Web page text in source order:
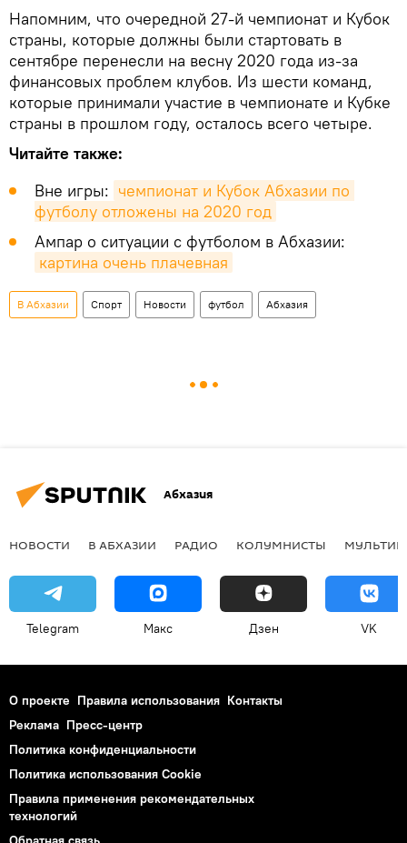
Напомним, что очередной 27-й чемпионат и Кубок
страны, которые должны были стартовать в
сентябре перенесли на весну 2020 года из-за
финансовых проблем клубов. Из шести команд,
которые принимали участие в чемпионате и Кубке
страны в прошлом году, осталось всего четыре.
Читайте также:
Вне игры: чемпионат и Кубок Абхазии по
футболу отложены на 2020 год
Ампар о ситуации с футболом в Абхазии:
картина очень плачевная
В Абхазии Спорт Новости футбол Абхазия
Абхазия
НОВОСТИ В АБХАЗИИ РАДИО КОЛУМНИСТЫ
Telegram Макс Дзен VK
О проекте Правила использования Контакты
Реклама Пресс-центр
Политика конфиденциальности
Политика использования Cookie
Правила применения рекомендательных
технологий